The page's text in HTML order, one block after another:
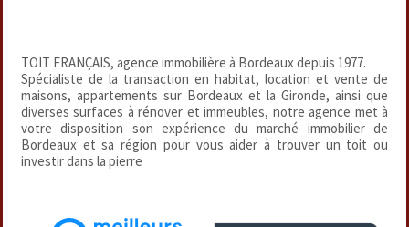
TOIT FRANÇAIS, agence immobilière à Bordeaux depuis 1977.
Spécialiste de la transaction en habitat, location et vente de
maisons, appartements sur Bordeaux et la Gironde, ainsi que
diverses surfaces à rénover et immeubles, notre agence met à
votre disposition son expérience du marché immobilier de
Bordeaux et sa région pour vous aider à trouver un toit ou
investir dans la pierre